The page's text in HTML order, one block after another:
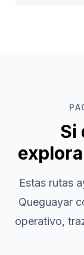
Si
Estas rutas
Queguayar
operativo,